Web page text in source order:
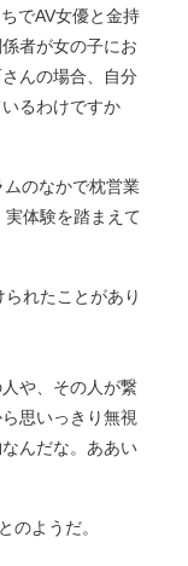
でAV女優と金持
者が女の子にお
んの場合、自分
るわけですか
ムのなかで枕営業
体験を踏まえて
れたことがあり
や、その人が繋
思いっきり無視
んだな。ああい
のようだ。